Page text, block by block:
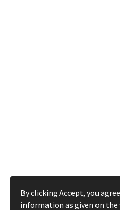
By clicking Accept, you
information as given on the